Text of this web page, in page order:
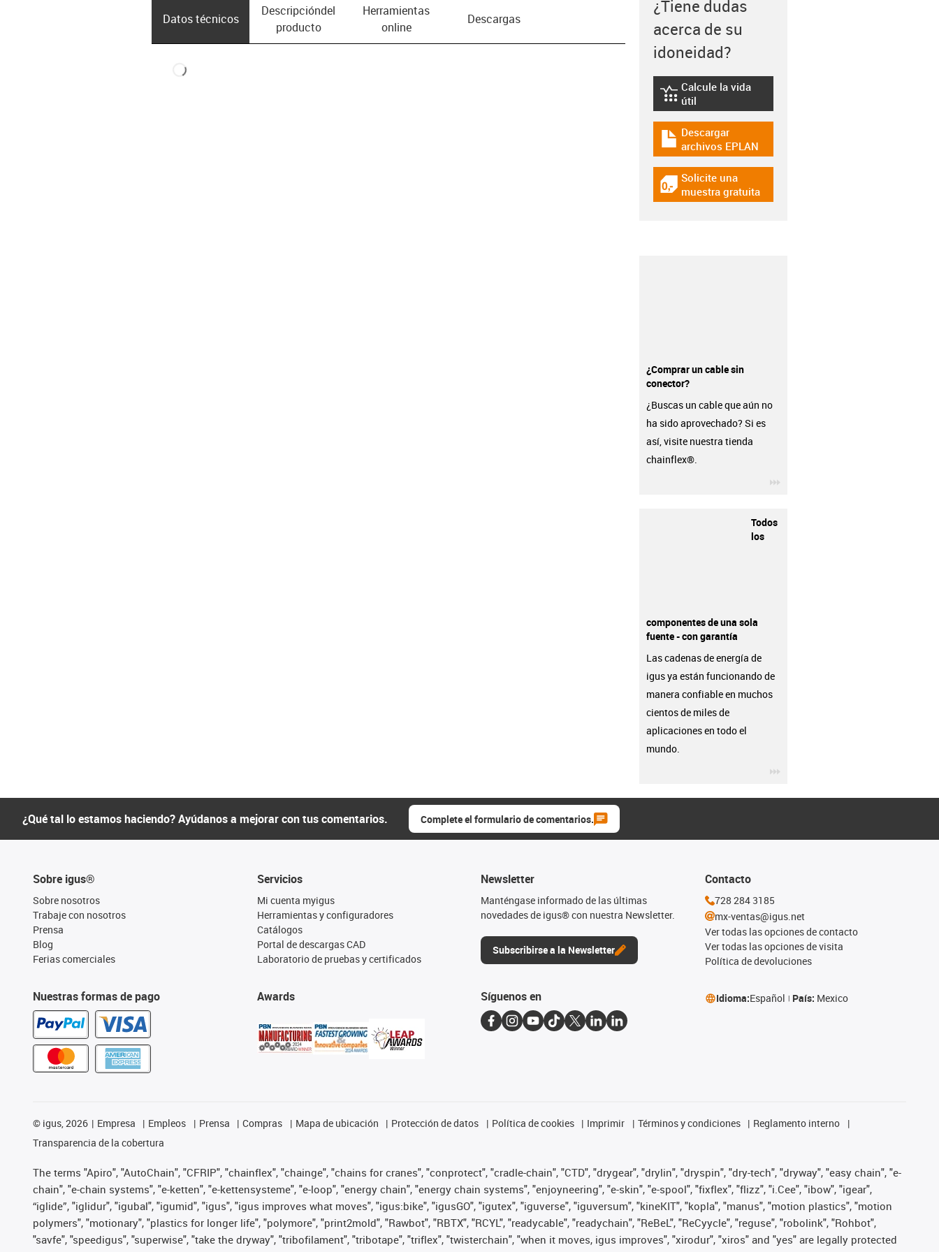
Datos técnicos
Descripción­del
producto
Herramientas
online
Descargas
¿Tiene dudas
acerca de su
idoneidad?
igus-icon-lebensdauerrechner
Calcule la vida
útil
igus-icon-download-plan
Descargar
archivos EPLAN
igus-icon-gratismuster
Solicite una
muestra gratuita
¿Comprar un cable sin
conector?
¿Buscas un cable que aún no
ha sido aprovechado? Si es
así, visite nuestra tienda
chainflex®.
Todos
los
componentes de una sola
fuente - con garantía
Las cadenas de energía de
igus ya están funcionando de
manera confiable en muchos
cientos de miles de
aplicaciones en todo el
mundo.
¿Qué tal lo estamos haciendo? Ayúdanos a mejorar con tus comentarios. Complete el formulario de comentarios.
Sobre igus®
Sobre nosotros
Trabaje con nosotros
Prensa
Blog
Ferias comerciales
Nuestras formas de pago
Servicios
Mi cuenta myigus
Herramientas y configuradores
Catálogos
Portal de descargas CAD
Laboratorio de pruebas y certificados
Awards
Newsletter
Manténgase informado de las últimas
novedades de igus® con nuestra Newsletter.
Subscribirse a la Newsletter
Contacto
728 284 3185
mx-ventas@igus.net
Ver todas las opciones de contacto
Ver todas las opciones de visita
Política de devoluciones
Síguenos en Idioma:Español País: Mexico
© igus, 2026 Empresa Empleos Prensa Compras Mapa de ubicación Protección de datos Política de cookies Imprimir Términos y condiciones
Reglamento interno
Transparencia de la cobertura
The terms "Apiro", "AutoChain", "CFRIP", "chainflex", "chainge", "chains for cranes", "conprotect", "cradle-chain", "CTD", "drygear", "drylin", "dryspin", "dry-tech", "dryway", "easy chain", "e-
chain", "e-chain systems", "e-ketten", "e-kettensysteme", "e-loop", "energy chain", "energy chain systems", "enjoyneering", "e-skin", "e-spool", "fixflex", "flizz", "i.Cee", "ibow", "igear",
“iglide”, "iglidur", "igubal", "igumid", "igus", "igus improves what moves", "igus:bike", "igusGO", "igutex", "iguverse", "iguversum", "kineKIT", "kopla", "manus", "motion plastics", "motion
polymers", "motionary", "plastics for longer life", "polymore", "print2mold", "Rawbot", "RBTX", "RCYL", "readycable", "readychain", "ReBeL", "ReCyycle", "reguse", "robolink", "Rohbot",
"savfe", "speedigus", "superwise", "take the dryway", "tribofilament", "tribotape", "triflex", "twisterchain", "when it moves, igus improves", "xirodur", "xiros" and "yes" are legally protected